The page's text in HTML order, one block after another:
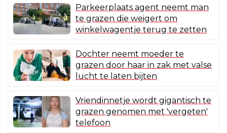
Parkeerplaats agent neemt man
te grazen die weigert om
winkelwagentje terug te zetten
Dochter neemt moeder te
grazen door haar in zak met valse
lucht te laten bijten
Vriendinnetje wordt gigantisch te
grazen genomen met 'vergeten'
telefoon